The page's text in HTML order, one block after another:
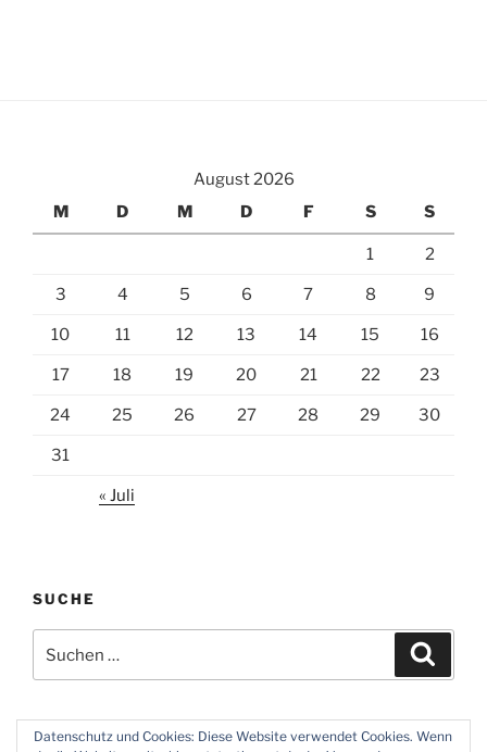
August 2026
M
D M D F S S
1 2
3 4 5 6 7 8 9
10 11 12 13 14 15 16
17 18 19 20 21 22 23
24 25 26 27 28 29 30
31
« Juli
SUCHE
nach:
Datenschutz und Cookies: Diese Website verwendet Cookies. Wenn